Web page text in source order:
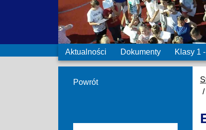
Aktualności Dokumenty Klasy 1
Powrót